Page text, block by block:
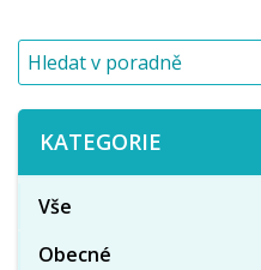
KATEGORIE
Vše
Obecné